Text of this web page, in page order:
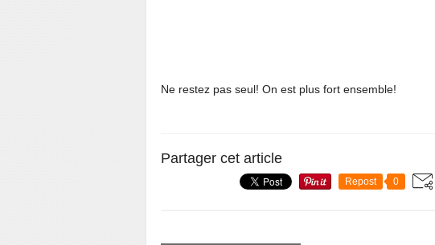
Ne restez pas seul! On est plus fort ensemble!
Partager cet article
Repost 0